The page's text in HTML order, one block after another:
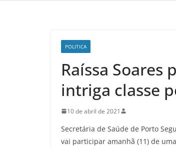
POLITICA
Raíssa
intriga classe
10 de abril de 2021
Secretária de Saúde de Porto
vai participar amanhã (11) de